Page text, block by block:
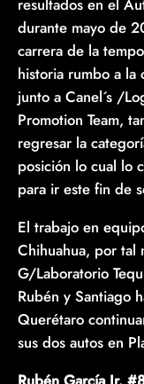
resultados en el
durante mayo de
carrera de la
historia rumbo a la
junto a Canel´s /
Promotion Team,
regresar la
posición lo cual lo
para ir este fin de
El trabajo en
Chihuahua, por tal
G/Laboratorio
Rubén y Santiago
Querétaro
sus dos autos en